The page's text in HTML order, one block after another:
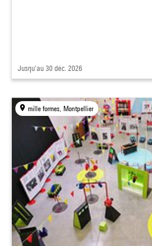
Jusqu'au 30 déc. 2026
mille formes, Montpellier